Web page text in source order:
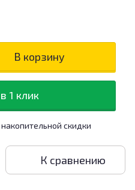
В корзину
1 клик
скидки
К сравнению